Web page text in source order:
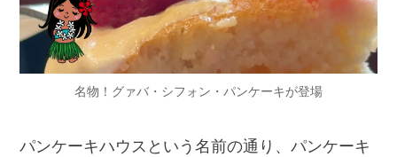
名物！グァバ・シフォン・パンケーキが登場
パンケーキハウスという名前の通り、パンケーキ